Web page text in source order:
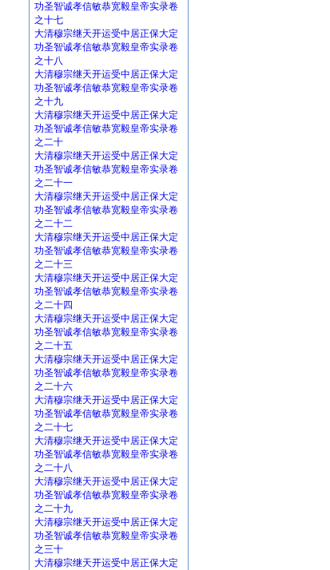
功圣智诚孝信敏恭宽毅皇帝实录卷
之十七
大清穆宗继天开运受中居正保大定
功圣智诚孝信敏恭宽毅皇帝实录卷
之十八
大清穆宗继天开运受中居正保大定
功圣智诚孝信敏恭宽毅皇帝实录卷
之十九
大清穆宗继天开运受中居正保大定
功圣智诚孝信敏恭宽毅皇帝实录卷
之二十
大清穆宗继天开运受中居正保大定
功圣智诚孝信敏恭宽毅皇帝实录卷
之二十一
大清穆宗继天开运受中居正保大定
功圣智诚孝信敏恭宽毅皇帝实录卷
之二十二
大清穆宗继天开运受中居正保大定
功圣智诚孝信敏恭宽毅皇帝实录卷
之二十三
大清穆宗继天开运受中居正保大定
功圣智诚孝信敏恭宽毅皇帝实录卷
之二十四
大清穆宗继天开运受中居正保大定
功圣智诚孝信敏恭宽毅皇帝实录卷
之二十五
大清穆宗继天开运受中居正保大定
功圣智诚孝信敏恭宽毅皇帝实录卷
之二十六
大清穆宗继天开运受中居正保大定
功圣智诚孝信敏恭宽毅皇帝实录卷
之二十七
大清穆宗继天开运受中居正保大定
功圣智诚孝信敏恭宽毅皇帝实录卷
之二十八
大清穆宗继天开运受中居正保大定
功圣智诚孝信敏恭宽毅皇帝实录卷
之二十九
大清穆宗继天开运受中居正保大定
功圣智诚孝信敏恭宽毅皇帝实录卷
之三十
大清穆宗继天开运受中居正保大定